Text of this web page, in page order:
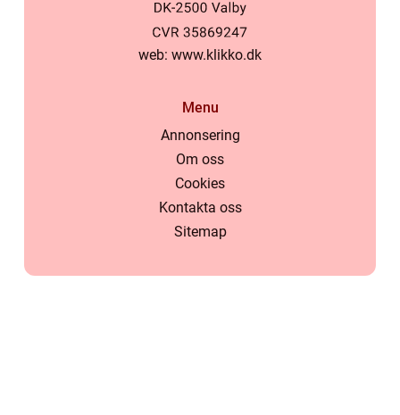
web: www.klikko.dk
Menu
Annonsering
Om oss
Cookies
Kontakta oss
Sitemap